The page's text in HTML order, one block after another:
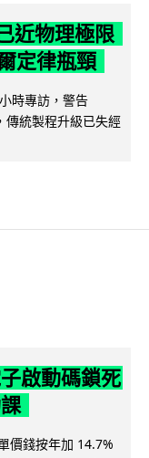
近物理極限
定律瓶頸
時專訪，警告
傳統製程升級已失經
啟動碼鎖死
價錢按年加 14.7%